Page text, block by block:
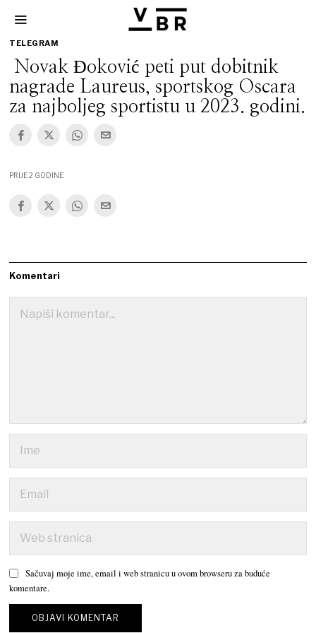
TELEGRAM
Novak Đoković peti put dobitnik
nagrade Laureus, sportskog Oscara
za najboljeg sportistu u 2023. godini.
PRIJE 2 GODINE
Komentari
Sačuvaj moje ime, email i web stranicu u ovom browseru za buduće
komentare.